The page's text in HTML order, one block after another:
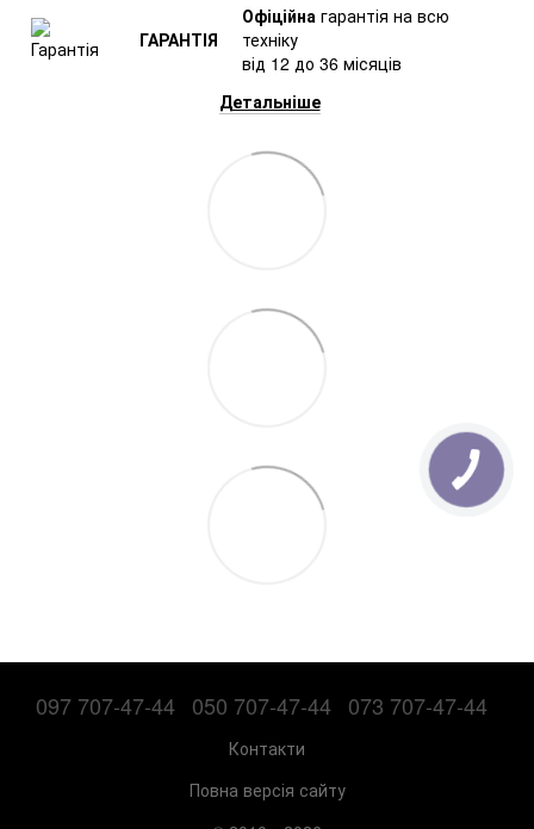
ГАРАНТІЯ
Офіційна гарантія на всю
техніку
від 12 до 36 місяців
Детальніше
097 707-47-44 050 707-47-44 073 707-47-44
Контакти
Повна версія сайту